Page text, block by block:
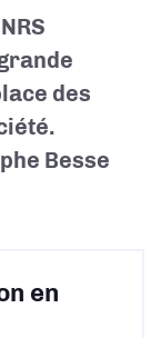
des
Besse
en